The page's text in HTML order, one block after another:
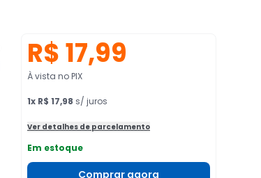
R$ 17,99
À vista no PIX
1x R$ 17,98 s/ juros
Ver detalhes de parcelamento
Em estoque
Comprar agora